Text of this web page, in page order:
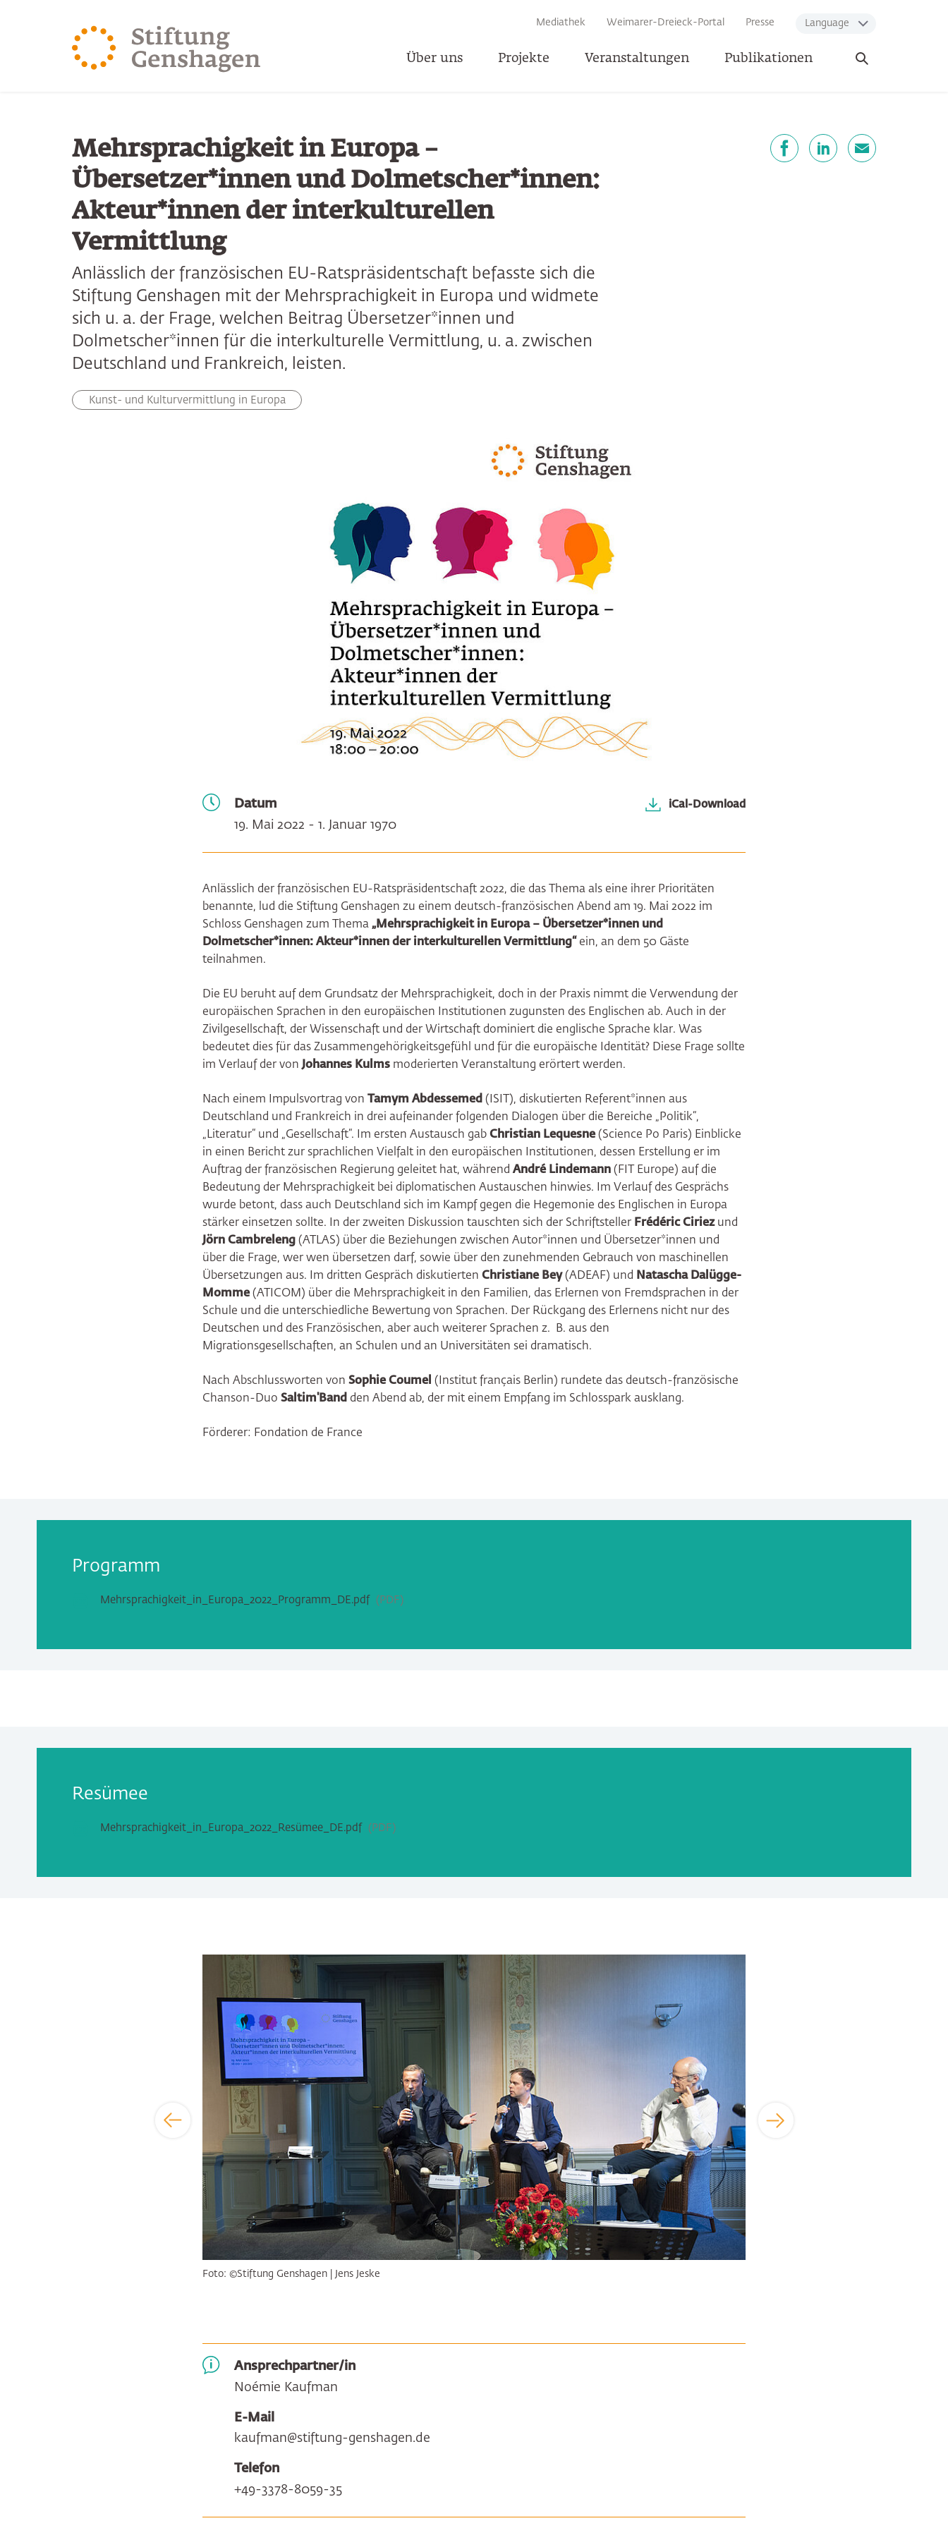
Mediathek Weimarer-Dreieck-Portal Presse Language
Über uns Projekte Veranstaltungen Publikationen
Suche
öffnen
Mehrsprachigkeit in Europa –
Übersetzer*innen und Dolmetscher*innen:
Akteur*innen der interkulturellen
Vermittlung
Anlässlich der französischen EU-Ratspräsidentschaft befasste sich die
Stiftung Genshagen mit der Mehrsprachigkeit in Europa und widmete
sich u. a. der Frage, welchen Beitrag Übersetzer*innen und
Dolmetscher*innen für die interkulturelle Vermittlung, u. a. zwischen
Deutschland und Frankreich, leisten.
Kunst- und Kulturvermittlung in Europa
Datum
19. Mai 2022 - 1. Januar 1970
iCal-Download
Anlässlich der französischen EU-Ratspräsidentschaft 2022, die das Thema als eine ihrer Prioritäten
benannte, lud die Stiftung Genshagen zu einem deutsch-französischen Abend am 19. Mai 2022 im
Schloss Genshagen zum Thema „Mehrsprachigkeit in Europa – Übersetzer*innen und
Dolmetscher*innen: Akteur*innen der interkulturellen Vermittlung“ ein, an dem 50 Gäste
teilnahmen.
Die EU beruht auf dem Grundsatz der Mehrsprachigkeit, doch in der Praxis nimmt die Verwendung der
europäischen Sprachen in den europäischen Institutionen zugunsten des Englischen ab. Auch in der
Zivilgesellschaft, der Wissenschaft und der Wirtschaft dominiert die englische Sprache klar. Was
bedeutet dies für das Zusammengehörigkeitsgefühl und für die europäische Identität? Diese Frage sollte
im Verlauf der von Johannes Kulms moderierten Veranstaltung erörtert werden.
Nach einem Impulsvortrag von Tamym Abdessemed (ISIT), diskutierten Referent*innen aus
Deutschland und Frankreich in drei aufeinander folgenden Dialogen über die Bereiche „Politik“,
„Literatur“ und „Gesellschaft“. Im ersten Austausch gab Christian Lequesne(Science Po Paris) Einblicke
in einen Bericht zur sprachlichen Vielfalt in den europäischen Institutionen, dessen Erstellung er im
Auftrag der französischen Regierung geleitet hat, währendAndré Lindemann (FIT Europe) auf die
Bedeutung der Mehrsprachigkeit bei diplomatischen Austauschen hinwies. Im Verlauf des Gesprächs
wurde betont, dass auch Deutschland sich im Kampf gegen die Hegemonie des Englischen in Europa
stärker einsetzen sollte. In der zweiten Diskussion tauschten sich der Schriftsteller Frédéric Ciriezund
Jörn Cambreleng (ATLAS) über die Beziehungen zwischen Autor*innen und Übersetzer*innen und
über die Frage, wer wen übersetzen darf, sowie über den zunehmenden Gebrauch von maschinellen
Übersetzungen aus. Im dritten Gespräch diskutierten Christiane Bey(ADEAF) und
Natascha Dalügge-
Momme(ATICOM) über die Mehrsprachigkeit in den Familien, das Erlernen von Fremdsprachen in der
Schule und die unterschiedliche Bewertung von Sprachen. Der Rückgang des Erlernens nicht nur des
Deutschen und des Französischen, aber auch weiterer Sprachen z. B. aus den
Migrationsgesellschaften, an Schulen und an Universitäten sei dramatisch.
Nach Abschlussworten von Sophie Coumel (Institut français Berlin) rundete das deutsch-französische
Chanson-Duo Saltim'Band den Abend ab, der mit einem Empfang im Schlosspark ausklang.
Förderer: Fondation de France
Programm
Mehrsprachigkeit_in_Europa_2022_Programm_DE.pdf PDF
Resümee
Mehrsprachigkeit_in_Europa_2022_Resümee_DE.pdf PDF
Bildergalerie überspringen
Foto: ©Stiftung Genshagen | Jens Jeske
Ansprechpartner/in
Noémie Kaufman
E-Mail
kaufman@stiftung-genshagen.de
Telefon
+49-3378-8059-35